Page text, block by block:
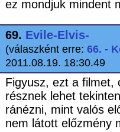
ez mondjuk mindent
69. Evile-Elvis-
(válaszként erre: 66. -
2011.08.19. 18:30.49
Figyusz, ezt a filmet,
résznek lehet
ránézni, mint valós
nem látott előzmény